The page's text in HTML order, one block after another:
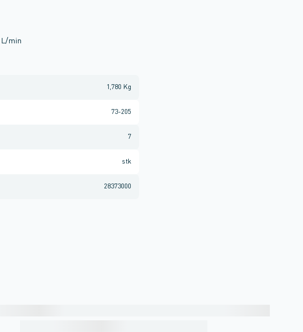
L/min
1,780 Kg
73-205
7
stk
28373000